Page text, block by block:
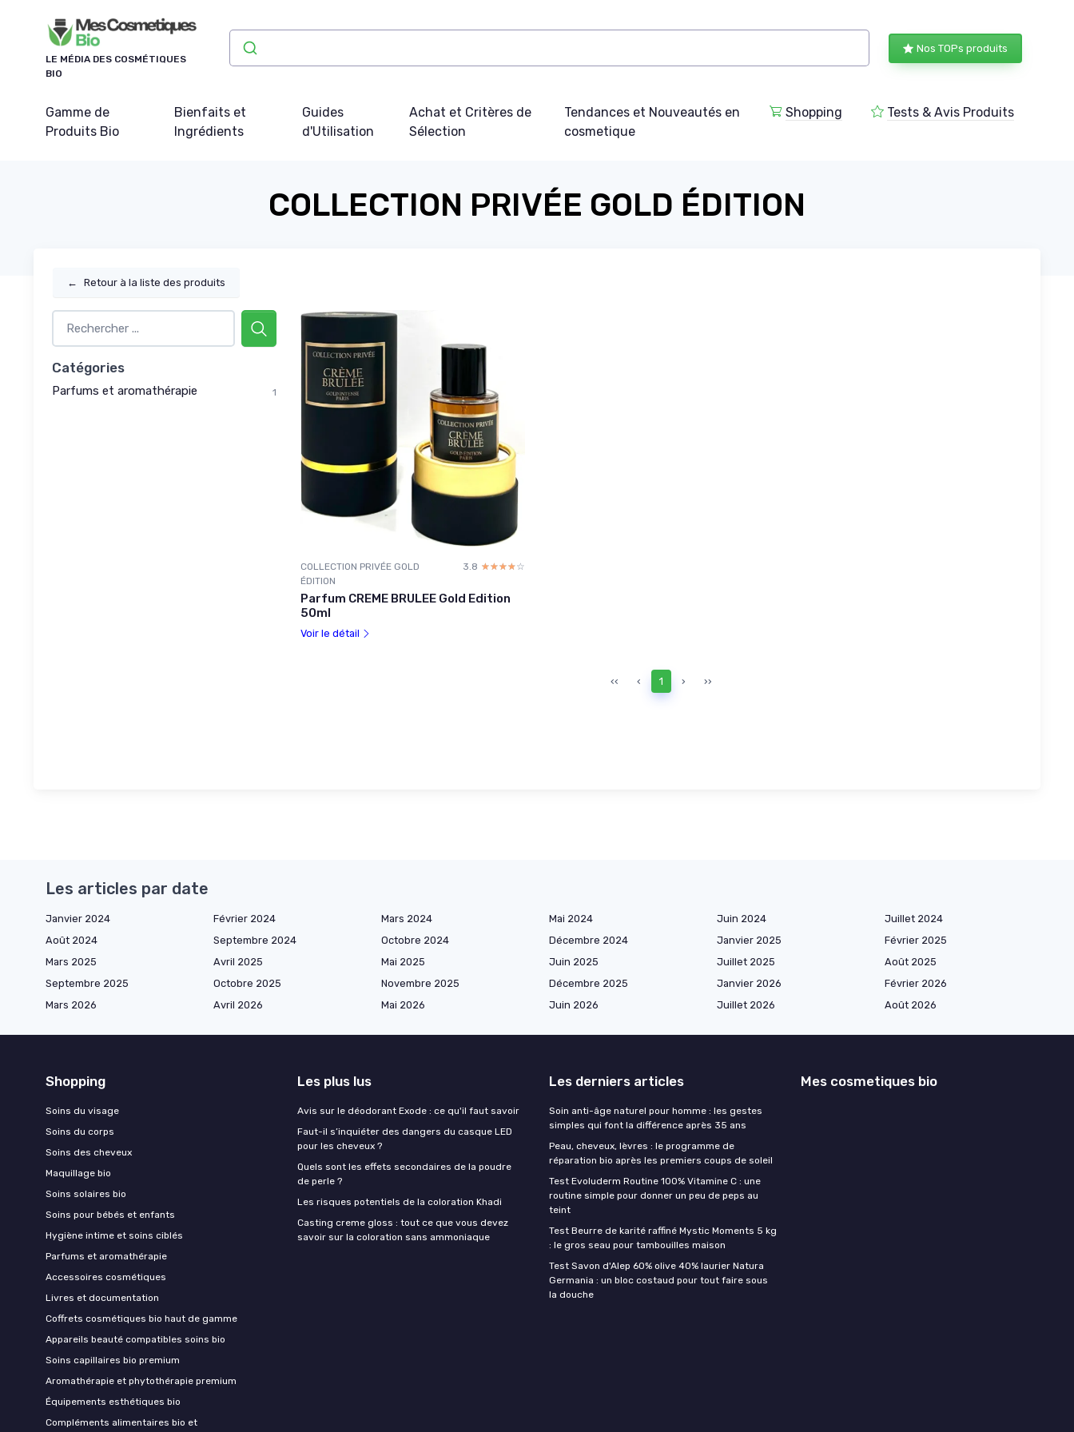
LE MÉDIA DES COSMÉTIQUES
BIO
Nos TOPs produits
Gamme de
Produits Bio
Bienfaits et
Ingrédients
Guides
d'Utilisation
Achat et Critères de
Sélection
Tendances et Nouveautés en
cosmetique
Shopping Tests & Avis Produits
COLLECTION PRIVÉE GOLD ÉDITION
← Retour à la liste des produits
Catégories
Parfums et aromathérapie 1
COLLECTION PRIVÉE GOLD
ÉDITION
3.8 ☆☆☆☆☆
★★★★★
Parfum CREME BRULEE Gold Edition
50ml
Voir le détail
‹‹ ‹ 1 › ››
Les articles par date
Janvier 2024 Février 2024 Mars 2024 Mai 2024 Juin 2024
Juillet 2024
Août 2024
Septembre 2024 Octobre 2024 Décembre 2024 Janvier 2025
Février 2025
Mars 2025
Avril 2025 Mai 2025 Juin 2025 Juillet 2025
Août 2025
Septembre 2025
Octobre 2025 Novembre 2025 Décembre 2025 Janvier 2026
Février 2026
Mars 2026
Avril 2026 Mai 2026 Juin 2026 Juillet 2026 Août 2026
Shopping
Soins du visage
Soins du corps
Soins des cheveux
Maquillage bio
Soins solaires bio
Soins pour bébés et enfants
Hygiène intime et soins ciblés
Parfums et aromathérapie
Accessoires cosmétiques
Livres et documentation
Coffrets cosmétiques bio haut de gamme
Appareils beauté compatibles soins bio
Soins capillaires bio premium
Aromathérapie et phytothérapie premium
Équipements esthétiques bio
Compléments alimentaires bio et
Les plus lus
Avis sur le déodorant Exode : ce qu'il faut savoir
Faut-il s’inquiéter des dangers du casque LED
pour les cheveux ?
Quels sont les effets secondaires de la poudre
de perle ?
Les risques potentiels de la coloration Khadi
Casting creme gloss : tout ce que vous devez
savoir sur la coloration sans ammoniaque
Les derniers articles
Soin anti-âge naturel pour homme : les gestes
simples qui font la différence après 35 ans
Peau, cheveux, lèvres : le programme de
réparation bio après les premiers coups de soleil
Test Evoluderm Routine 100% Vitamine C : une
routine simple pour donner un peu de peps au
teint
Test Beurre de karité raffiné Mystic Moments 5 kg
: le gros seau pour tambouilles maison
Test Savon d'Alep 60% olive 40% laurier Natura
Germania : un bloc costaud pour tout faire sous
la douche
Mes cosmetiques bio